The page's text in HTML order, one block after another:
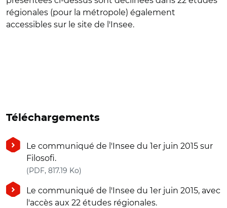
régionales (pour la métropole) également
accessibles sur le site de l'Insee.
Téléchargements
Le communiqué de l'Insee du 1er juin 2015 sur
Filosofi.
(PDF, 817.19 Ko)
Le communiqué de l'Insee du 1er juin 2015, avec
l'accès aux 22 études régionales.